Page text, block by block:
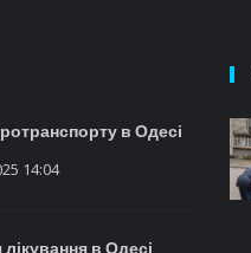
в Одесі
14:04